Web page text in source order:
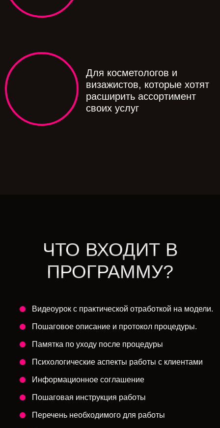
Для косметологов и
визажистов, которые хотят
расширить ассортимент
своих услуг
ЧТО ВХОДИТ В
ПРОГРАММУ?
Видеоурок с практической отработкой на модели.
Пошаговое описание и протокол процедуры.
Памятка по уходу после процедуры
Психологические аспекты работы с клиентами
Информационное соглашение
Пошаговая инструкция работы
Перечень необходимого для работы